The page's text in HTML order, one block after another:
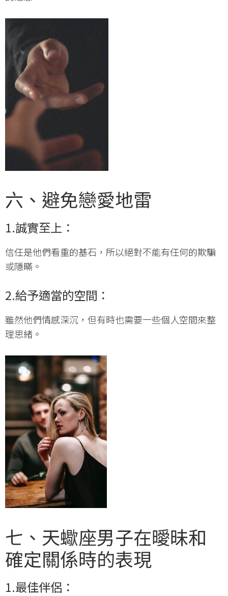
六、避免戀愛地雷
1.誠實至上：
信任是他們看重的基石，所以絕對不能有任何的欺騙
或隱瞞。
2.給予適當的空間：
雖然他們情感深沉，但有時也需要一些個人空間來整
理思緒。
七、天蠍座男子在曖昧和
確定關係時的表現
1.最佳伴侶：